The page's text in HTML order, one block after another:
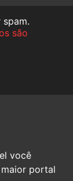
são
você
portal